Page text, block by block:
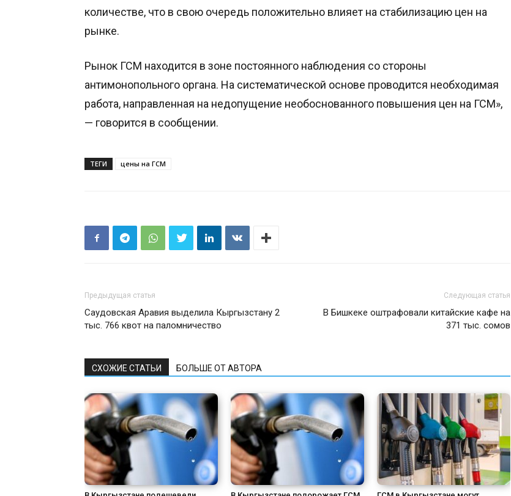
количестве, что в свою очередь положительно влияет на стабилизацию цен на
рынке.
Рынок ГСМ находится в зоне постоянного наблюдения со стороны
антимонопольного органа. На систематической основе проводится необходимая
работа, направленная на недопущение необоснованного повышения цен на ГСМ»,
— говорится в сообщении.
ТЕГИ цены на ГСМ
Предыдущая статья
Саудовская Аравия выделила Кыргызстану 2
тыс. 766 квот на паломничество
Следующая статья
В Бишкеке оштрафовали китайские кафе на
371 тыс. сомов
СХОЖИЕ СТАТЬИ БОЛЬШЕ ОТ АВТОРА